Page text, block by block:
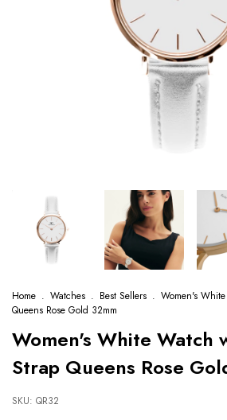
Home . Watches . Best Sellers . Women's
Queens Rose Gold 32mm
Women's White Watch
Strap Queens Rose
SKU: QR32